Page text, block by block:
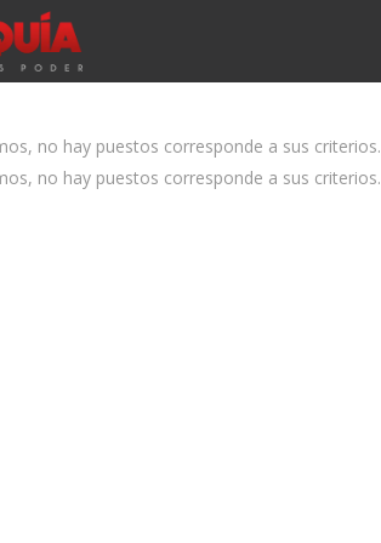
no hay puestos corresponde a sus criterios.
no hay puestos corresponde a sus criterios.